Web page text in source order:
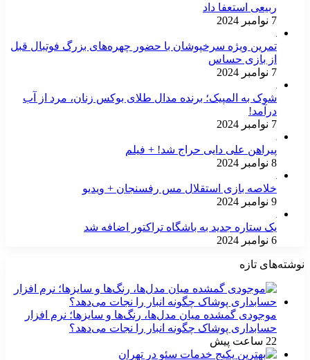
ربیعی استعفا داد
7 نوامبر 2024
تمرین ویژه سرخپوشان با حضور چهره‌های بزرگ فوتبال قبل
از بازی حساس
7 نوامبر 2024
شوک به المپیک؛ برنده مدال طلای بوکس زنان، مرد از آب
درآمد!
7 نوامبر 2024
پیراهن علی دایی حراج شد! + فیلم
8 نوامبر 2024
خلاصه بازی استقلال مس رفسنجان + ویدیو
9 نوامبر 2024
یک ستاره جدید به باشگاه تراکتور اضافه شد
6 نوامبر 2024
نوشته‌های تازه
موجودی گمشده میان مدل‌ها، رنگ‌ها و سایزها؛ نرم افزار
حسابداری پوشاک چگونه انبار را نجات می‌دهد؟
22 ساعت پیش